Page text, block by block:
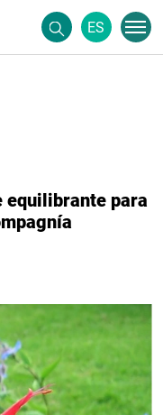
ES
equilibrante para